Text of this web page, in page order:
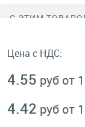
C ЭТИМ
Цена с НДС:
4.55 руб от
4.42 руб от